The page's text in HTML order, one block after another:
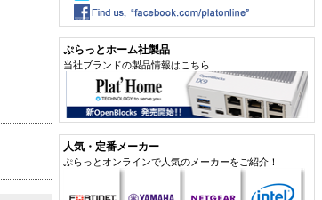
ぷらっとホーム社製品
当社ブランドの製品情報はこちら
人気・定番メーカー
ぷらっとオンラインで人気のメーカーをご紹介！